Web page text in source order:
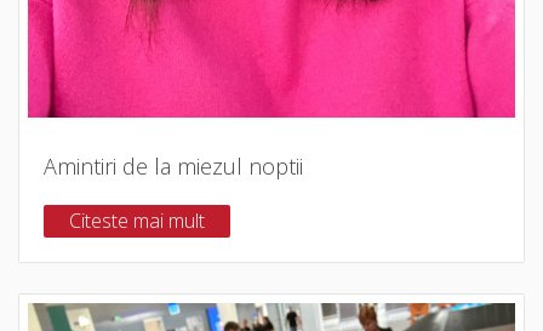
Amintiri de la miezul noptii
Citeste mai mult